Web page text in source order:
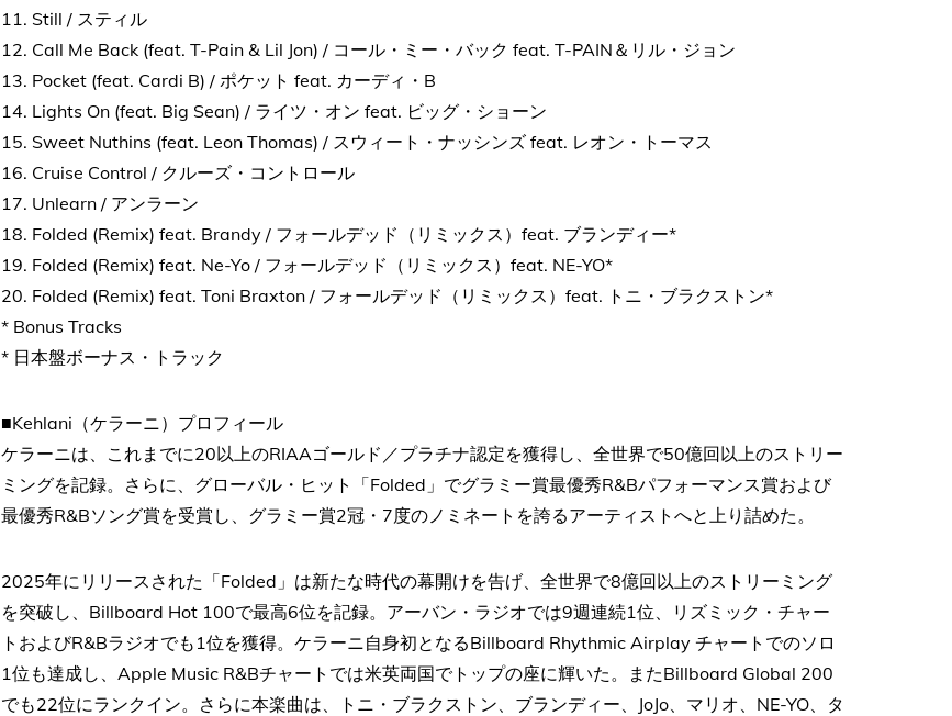
11. Still / スティル
12. Call Me Back (feat. T-Pain & Lil Jon) / コール・ミー・バック feat. T-PAIN＆リル・ジョン
13. Pocket (feat. Cardi B) / ポケット feat. カーディ・B
14. Lights On (feat. Big Sean) / ライツ・オン feat. ビッグ・ショーン
15. Sweet Nuthins (feat. Leon Thomas) / スウィート・ナッシンズ feat. レオン・トーマス
16. Cruise Control / クルーズ・コントロール
17. Unlearn / アンラーン
18. Folded (Remix) feat. Brandy / フォールデッド（リミックス）feat. ブランディー*
19. Folded (Remix) feat. Ne-Yo / フォールデッド（リミックス）feat. NE-YO*
20. Folded (Remix) feat. Toni Braxton / フォールデッド（リミックス）feat. トニ・ブラクストン*
* Bonus Tracks
* 日本盤ボーナス・トラック
■Kehlani（ケラーニ）プロフィール
ケラーニは、これまでに20以上のRIAAゴールド／プラチナ認定を獲得し、全世界で50億回以上のストリー
ミングを記録。さらに、グローバル・ヒット「Folded」でグラミー賞最優秀R&Bパフォーマンス賞および
最優秀R&Bソング賞を受賞し、グラミー賞2冠・7度のノミネートを誇るアーティストへと上り詰めた。
2025年にリリースされた「Folded」は新たな時代の幕開けを告げ、全世界で8億回以上のストリーミング
を突破し、Billboard Hot 100で最高6位を記録。アーバン・ラジオでは9週連続1位、リズミック・チャー
トおよびR&Bラジオでも1位を獲得。ケラーニ自身初となるBillboard Rhythmic Airplay チャートでのソロ
1位も達成し、Apple Music R&Bチャートでは米英両国でトップの座に輝いた。またBillboard Global 200
でも22位にランクイン。さらに本楽曲は、トニ・ブラクストン、ブランディー、JoJo、マリオ、NE-YO、タ